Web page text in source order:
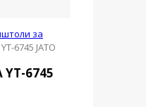
за
6745 ЈАТО
6745